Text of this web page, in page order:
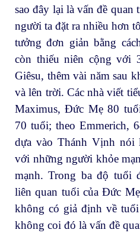
sao đây lại là vấn đề
người ta đặt ra nhiều hơn
tưởng đơn giản bằng
còn thiếu niên cộng với
Giêsu, thêm vài năm sau
và lên trời. Các nhà viết
Maximus, Đức Mẹ 80
70 tuổi; theo Emmerich,
dựa vào Thánh Vịnh nói
với những người khỏe
mạnh. Trong ba độ tuổi
liên quan tuổi của Đức
không có giả định về
không coi đó là vấn đề